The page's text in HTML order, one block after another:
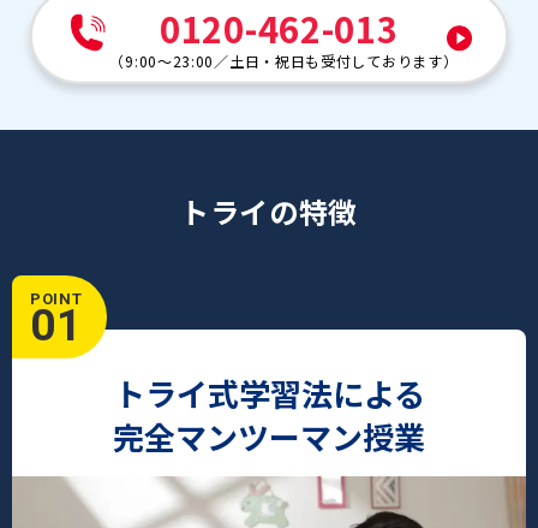
0120-462-013
（9:00～23:00 ／土日・祝日も受付しております）
トライの特徴
POINT
01
トライ式学習法による
完全マンツーマン授業